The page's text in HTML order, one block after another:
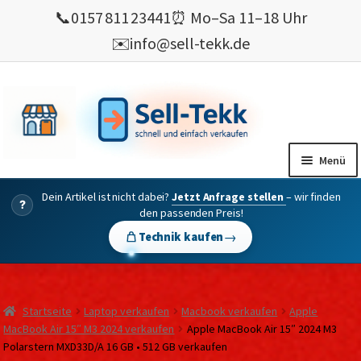
📞0157 811 23441⏰ Mo–Sa 11–18 Uhr
✉️info@sell-tekk.de
springen
springen
Menü
Mein Konto
verkaufen
💰 Bonusprogramm
Wie’s geht ?
?
Dein Artikel ist nicht dabei?Jetzt Anfrage stellen – wir finden
den passenden Preis!
Technik kaufen→
Startseite Laptop verkaufen Macbook verkaufen
Apple
MacBook Air 15″ M3 2024 verkaufen
Apple MacBook Air 15″ 2024 M3
Polarstern MXD33D/A 16 GB • 512 GB verkaufen